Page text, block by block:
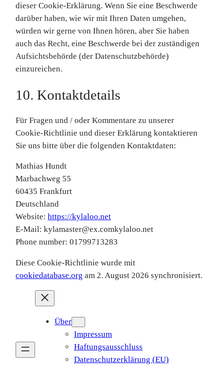
dieser Cookie-Erklärung. Wenn Sie eine Beschwerde
darüber haben, wie wir mit Ihren Daten umgehen,
würden wir gerne von Ihnen hören, aber Sie haben
auch das Recht, eine Beschwerde bei der zuständigen
Aufsichtsbehörde (der Datenschutzbehörde)
einzureichen.
10. Kontaktdetails
Für Fragen und / oder Kommentare zu unserer
Cookie-Richtlinie und dieser Erklärung kontaktieren
Sie uns bitte über die folgenden Kontaktdaten:
Mathias Hundt
Marbachweg 55
60435 Frankfurt
Deutschland
Website: https://kylaloo.net
E-Mail: kylamaster@ex.comkylaloo.net
Phone number: 01799713283
Diese Cookie-Richtlinie wurde mit
cookiedatabase.org am 2. August 2026 synchronisiert.
Über
Impressum
Haftungsausschluss
Datenschutzerklärung (EU)